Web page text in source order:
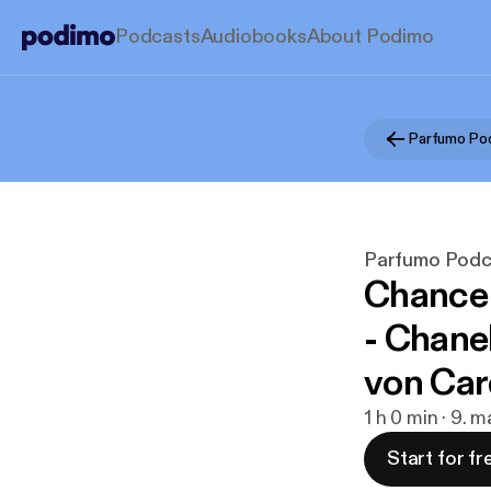
PodcastsAudiobooksAbout Podimo
Parfumo
-
von
1 h 0 min · 9.
Start for